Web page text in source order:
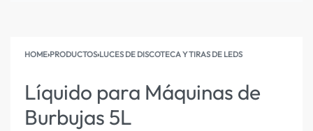
HOME›PRODUCTOS›LUCES DE DISCOTECA Y TIRAS DE LEDS
Líquido para Máquinas de
Burbujas 5L